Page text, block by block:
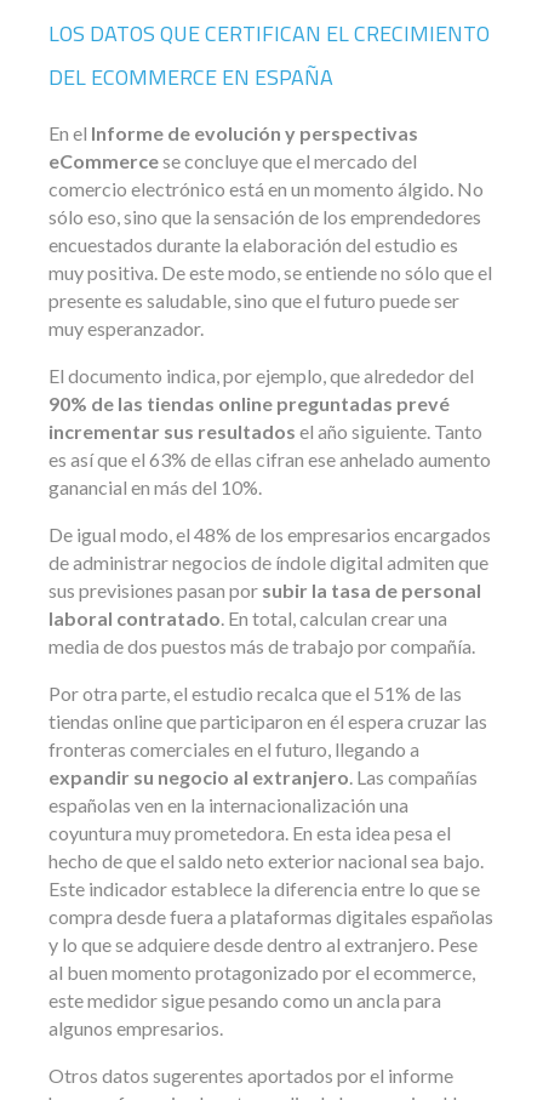
LOS DATOS QUE CERTIFICAN EL CRECIMIENTO
DEL ECOMMERCE EN ESPAÑA
En el Informe de evolución y perspectivas
eCommercese concluye que el mercado del
comercio electrónico está en un momento álgido. No
sólo eso, sino que la sensación de los emprendedores
encuestados durante la elaboración del estudio es
muy positiva. De este modo, se entiende no sólo que el
presente es saludable, sino que el futuro puede ser
muy esperanzador.
El documento indica, por ejemplo, que alrededor del
90% de las tiendas online preguntadas prevé
incrementar sus resultados el año siguiente. Tanto
es así que el 63% de ellas cifran ese anhelado aumento
ganancial en más del 10%.
De igual modo, el 48% de los empresarios encargados
de administrar negocios de índole digital admiten que
sus previsiones pasan por subir la tasa de personal
laboral contratado. En total, calculan crear una
media de dos puestos más de trabajo por compañía.
Por otra parte, el estudio recalca que el 51% de las
tiendas online que participaron en él espera cruzar las
fronteras comerciales en el futuro, llegando a
expandir su negocio al extranjero. Las compañías
españolas ven en la internacionalización una
coyuntura muy prometedora. En esta idea pesa el
hecho de que el saldo neto exterior nacional sea bajo.
Este indicador establece la diferencia entre lo que se
compra desde fuera a plataformas digitales españolas
y lo que se adquiere desde dentro al extranjero. Pese
al buen momento protagonizado por el ecommerce,
este medidor sigue pesando como un ancla para
algunos empresarios.
Otros datos sugerentes aportados por el informe